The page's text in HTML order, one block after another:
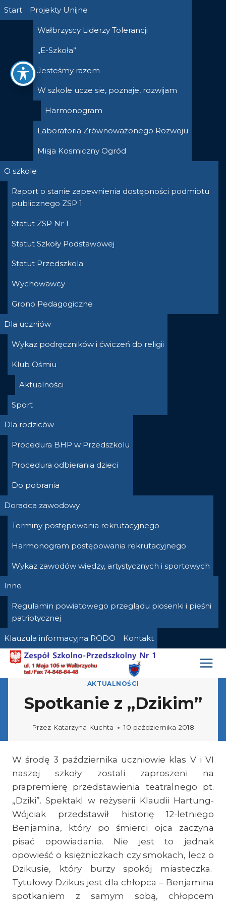
Przejdź
do
Start Projekty Unijne
Wałbrzyscy Liderzy Tolerancji
„E-Szkoła”
Jesteśmy razem
W szkole ucze sie, poznaje, rozwijam
Harmonogram
Laboratoria Zrównoważonego Rozwoju
Misja Kosmiczny Ogród
O szkole
Raport o stanie zapewnienia dostępności podmiotu
publicznego ZSP 1
Statut ZSP Nr 1
Statut Szkoły Podstawowej
Statut Przedszkola
Wychowawcy
Grono Pedagogiczne
Dla uczniów
Wykaz podręczników i ćwiczeń do religii
Klub Ośmiu
Aktualności
Sport
Dla rodziców
Procedura BHP w Przedszkolu
Procedura odbierania dzieci
Do pobrania
Doradca zawodowy
Terminy postępowania rekrutacyjnego
Harmonogram postępowania rekrutacyjnego
Wykaz zawodów wiedzy, artystycznych i sportowych
Inne
Regulamin powiatowego przeglądu piosenki i pieśni
patriotycznej
Klauzula informacyjna RODO Kontakt
AKTUALNOŚCI
Spotkanie z „Dzikim”
Przez Katarzyna Kuchta 10 października 2018
W środę 3 października uczniowie klas V i VI
naszej szkoły zostali zaproszeni na
prapremierę przedstawienia teatralnego pt.
„Dziki”. Spektakl w reżyserii Klaudii Hartung-
Wójciak przedstawił historię 12-letniego
Benjamina, który po śmierci ojca zaczyna
pisać opowiadanie. Nie jest to jednak
opowieść o księżniczkach czy smokach, lecz o
Dzikusie, który burzy spokój miasteczka.
Tytułowy Dzikus jest dla chłopca – Benjamina
spotkaniem z samym sobą, chłopcem